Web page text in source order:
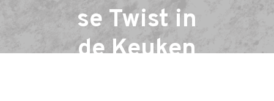
se Twist in
de Keuken